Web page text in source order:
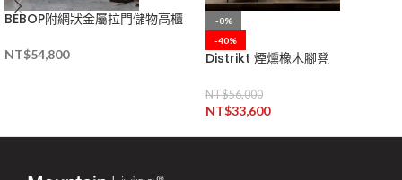
BEBOP附網狀金屬拉門儲物高櫃
NT$54,800
-0%
-40%
Distrikt 煙燻橡木腳凳
NT$56,000
NT$33,600